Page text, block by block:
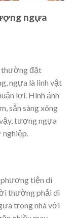
ngựa
thường đặt
ngựa là linh vật
lợi. Hình ảnh
sẵn sàng xông
tượng ngựa
nghiệp.
tiện di
thường phải di
trong nhà với